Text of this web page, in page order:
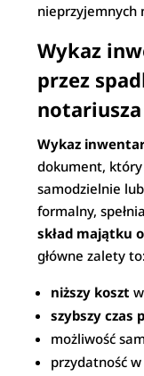
nieprzyjemnych
Wykaz
przez
notariusza
Wykaz
dokument,
samodzielnie
formalny,
skład majątku
główne zalety to:
niższy koszt
szybszy czas
możliwość
przydatność